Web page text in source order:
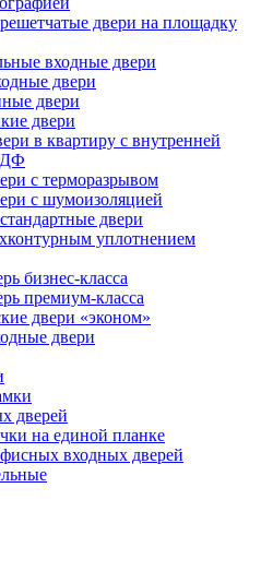
двери на площадку
входные двери
двери
двери
двери
в квартиру с внутренней
с терморазрывом
с шумоизоляцией
двери
уплотнением
бизнес-класса
премиум-класса
двери «эконом»
двери
дверей
на единой планке
входных дверей